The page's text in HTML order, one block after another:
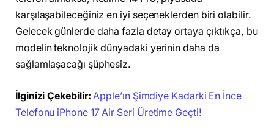
karşılaşabileceğiniz en iyi seçeneklerden biri olabilir.
Gelecek günlerde daha fazla detay ortaya çıktıkça, bu
modelin teknolojik dünyadaki yerinin daha da
sağlamlaşacağı şüphesiz.
İlginizi Çekebilir: Apple’ın Şimdiye Kadarki En İnce
Telefonu iPhone 17 Air Seri Üretime Geçti!